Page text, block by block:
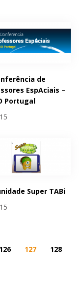
de
EspAciais –
Portugal
Super TABi
126 127
128